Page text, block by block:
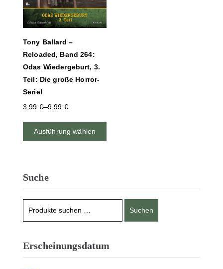
Tony Ballard –
Reloaded, Band 264:
Odas Wiedergeburt, 3.
Teil: Die große Horror-
Serie!
3,99 €–9,99 €
Ausführung wählen
Suche
Suchen
Erscheinungsdatum